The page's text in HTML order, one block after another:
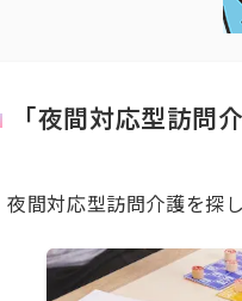
「夜間対応型訪問
夜間対応型訪問介護を探